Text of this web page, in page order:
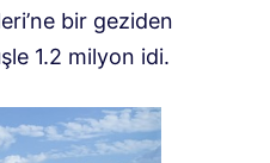
bir geziden
1.2 milyon idi.